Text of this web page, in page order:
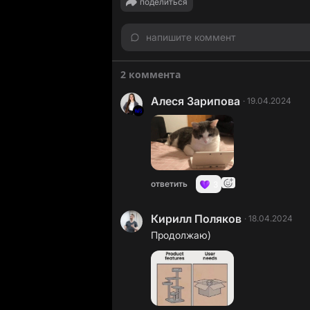
напишите коммент
2 коммента
Aлеся Зарипова · 19.04.2024
ответить
Кирилл Поляков · 18.04.2024
Продолжаю)